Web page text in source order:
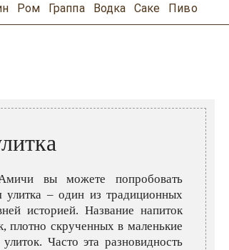
Ром Граппа Водка Саке Пиво
вы можете попробовать
– один из традиционных
историей. Название напиток
плотно скрученных в маленькие
Часто эта разновидность